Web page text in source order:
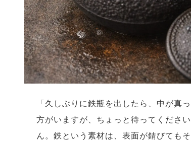
「久しぶりに鉄瓶を出したら、中が真
方がいますが、ちょっと待ってくださ
ん。鉄という素材は、表面が錆びても